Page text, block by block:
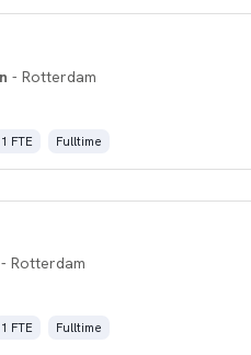
- Rotterdam
1 FTE Fulltime
Rotterdam
1 FTE Fulltime